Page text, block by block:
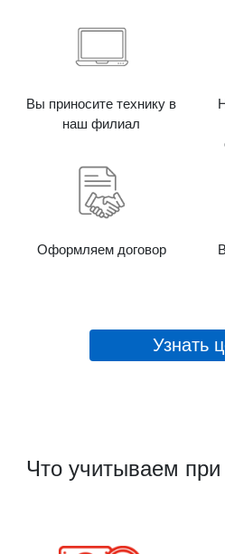
Вы приносите технику в
наш филиал
Оформляем договор
Узнать
Что учитываем при